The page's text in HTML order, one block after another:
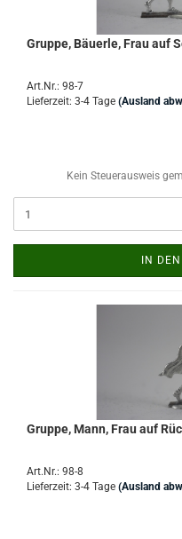
Gruppe, Bäuerle, Frau auf
Art.Nr.: 98-7
Lieferzeit: 3-4 Tage (Ausland
Kein Steuerausweis
IN
Gruppe, Mann, Frau auf
Art.Nr.: 98-8
Lieferzeit: 3-4 Tage (Ausland